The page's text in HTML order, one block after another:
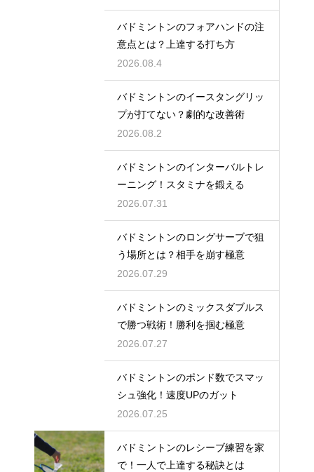
バドミントンのフォアハンドの注
意点とは？上達する打ち方
2026.08.4
バドミントンのイースタングリッ
プが打てない？劇的な改善術
2026.08.2
バドミントンのインターバルトレ
ーニング！スタミナを鍛える
2026.07.31
バドミントンのロングサーブで狙
う場所とは？相手を崩す極意
2026.07.29
バドミントンのミックスダブルス
で勝つ戦術！勝利を掴む極意
2026.07.27
バドミントンのポンド数でスマッ
シュ強化！速度UPのガット
2026.07.25
バドミントンのレシーブ練習を家
で！一人で上達する秘訣とは